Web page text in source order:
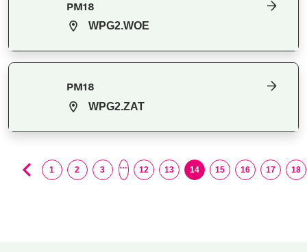
PM18
WPG2.WOE
PM18
WPG2.ZAT
1 2 3 … 12 13 14 15 16 17 18